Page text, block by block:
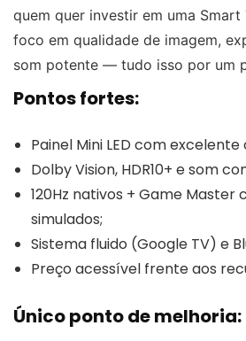
quem quer investir em uma Smart
foco em qualidade de imagem,
som potente — tudo isso por um
Pontos fortes:
Painel Mini LED com
Dolby Vision, HDR10+ e som
120Hz nativos + Game Master
simulados;
Sistema fluido (Google TV) e
Preço acessível frente aos
Único ponto de melhoria: